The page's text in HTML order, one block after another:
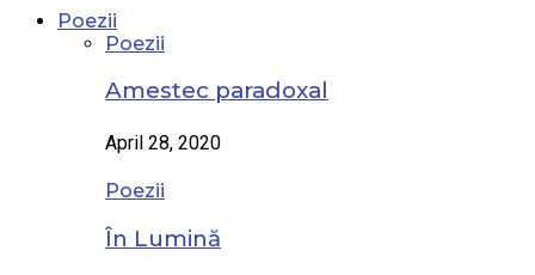
Poezii
Poezii
Amestec paradoxal
April 28, 2020
Poezii
În Lumină